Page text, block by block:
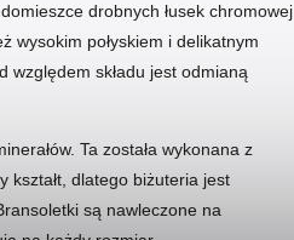
drobnych łusek chromowej
wysokim połyskiem i delikatnym
względem składu jest odmianą
Ta została wykonana z
kształt, dlatego biżuteria jest
są nawleczone na